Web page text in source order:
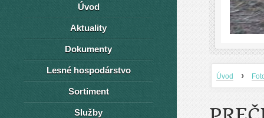
Úvod ›
Úvod
Aktuality
Dokumenty
Lesné hospodárstvo
Sortiment
Služby